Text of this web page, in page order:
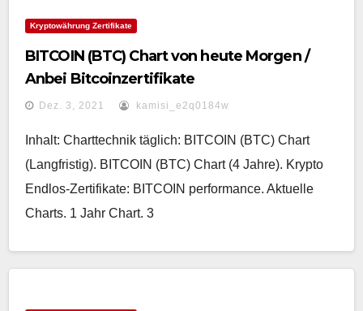
Kryptowährung Zertifikate
BITCOIN (BTC) Chart von heute Morgen /
Anbei Bitcoinzertifikate
Dez. 3, 2021 kamisi_e2q0184w
Inhalt: Charttechnik täglich: BITCOIN (BTC) Chart
(Langfristig). BITCOIN (BTC) Chart (4 Jahre). Krypto
Endlos-Zertifikate: BITCOIN performance. Aktuelle
Charts. 1 Jahr Chart. 3